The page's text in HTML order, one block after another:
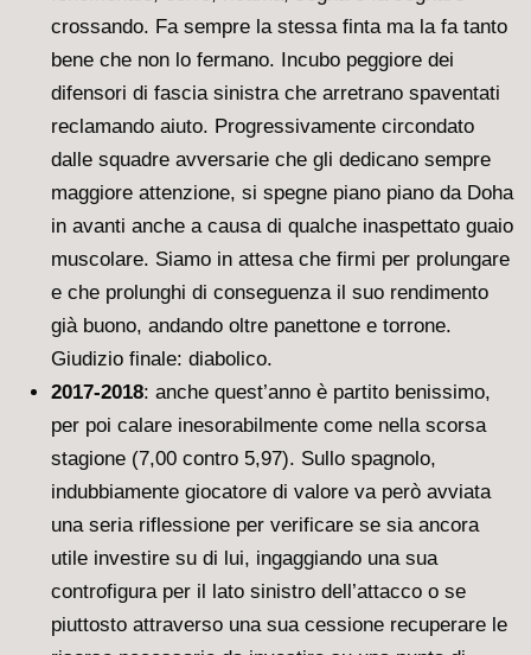
crossando. Fa sempre la stessa finta ma la fa tanto
bene che non lo fermano. Incubo peggiore dei
difensori di fascia sinistra che arretrano spaventati
reclamando aiuto. Progressivamente circondato
dalle squadre avversarie che gli dedicano sempre
maggiore attenzione, si spegne piano piano da Doha
in avanti anche a causa di qualche inaspettato guaio
muscolare. Siamo in attesa che firmi per prolungare
e che prolunghi di conseguenza il suo rendimento
già buono, andando oltre panettone e torrone.
Giudizio finale: diabolico.
2017-2018: anche quest’anno è partito benissimo,
per poi calare inesorabilmente come nella scorsa
stagione (7,00 contro 5,97). Sullo spagnolo,
indubbiamente giocatore di valore va però avviata
una seria riflessione per verificare se sia ancora
utile investire su di lui, ingaggiando una sua
controfigura per il lato sinistro dell’attacco o se
piuttosto attraverso una sua cessione recuperare le